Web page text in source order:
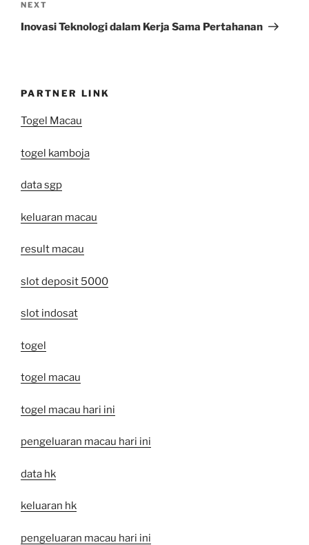
Next
Post
NEXT
Inovasi Teknologi dalam Kerja Sama Pertahanan
PARTNER LINK
Togel Macau
togel kamboja
data sgp
keluaran macau
result macau
slot deposit 5000
slot indosat
togel
togel macau
togel macau hari ini
pengeluaran macau hari ini
data hk
keluaran hk
pengeluaran macau hari ini